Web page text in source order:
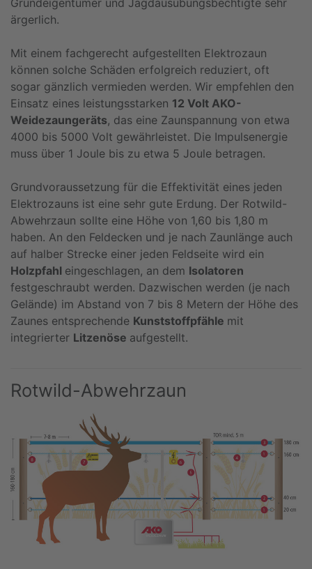
Grundeigentümer und Jagdausübungsbechtigte sehr
ärgerlich.
Mit einem fachgerecht aufgestellten Elektrozaun
können solche Schäden erfolgreich reduziert, oft
sogar gänzlich vermieden werden. Wir empfehlen den
Einsatz eines leistungsstarken 12 Volt AKO-
Weidezaungeräts, das eine Zaunspannung von etwa
4000 bis 5000 Volt gewährleistet. Die Impulsenergie
muss über 1 Joule bis zu etwa 5 Joule betragen.
Grundvoraussetzung für die Effektivität eines jeden
Elektrozauns ist eine sehr gute Erdung. Der Rotwild-
Abwehrzaun sollte eine Höhe von 1,60 bis 1,80 m
haben. An den Feldecken und je nach Zaunlänge auch
auf halber Strecke einer jeden Feldseite wird ein
Holzpfahl eingeschlagen, an dem Isolatoren
festgeschraubt werden. Dazwischen werden (je nach
Gelände) im Abstand von 7 bis 8 Metern der Höhe des
Zaunes entsprechende Kunststoffpfähle mit
integrierter Litzenöse aufgestellt.
Rotwild-Abwehrzaun